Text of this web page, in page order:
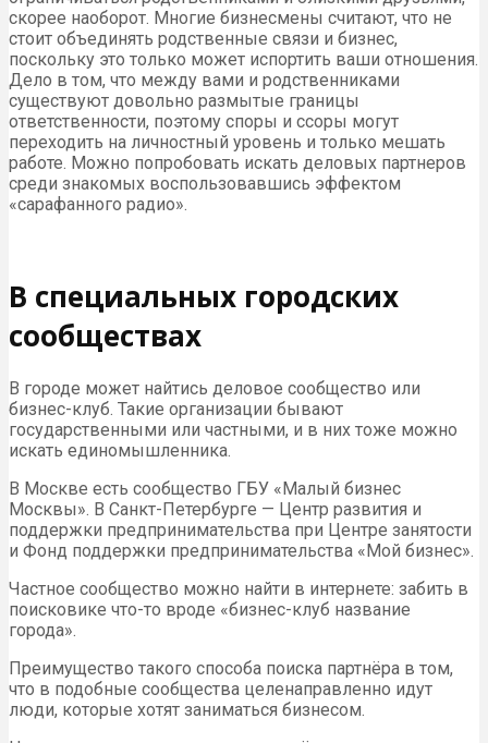
скорее наоборот. Многие бизнесмены считают, что не
стоит объединять родственные связи и бизнес,
поскольку это только может испортить ваши отношения.
Дело в том, что между вами и родственниками
существуют довольно размытые границы
ответственности, поэтому споры и ссоры могут
переходить на личностный уровень и только мешать
работе. Можно попробовать искать деловых партнеров
среди знакомых воспользовавшись эффектом
«сарафанного радио».
В специальных городских
сообществах
В городе может найтись деловое сообщество или
бизнес-клуб. Такие организации бывают
государственными или частными, и в них тоже можно
искать единомышленника.
В Москве есть сообщество ГБУ «Малый бизнес
Москвы». В Санкт-Петербурге — Центр развития и
поддержки предпринимательства при Центре занятости
и Фонд поддержки предпринимательства «Мой бизнес».
Частное сообщество можно найти в интернете: забить в
поисковике что-то вроде «бизнес-клуб название
города».
Преимущество такого способа поиска партнёра в том,
что в подобные сообщества целенаправленно идут
люди, которые хотят заниматься бизнесом.